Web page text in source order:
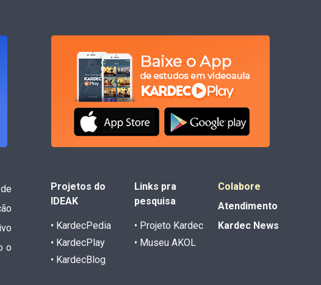
o
Projetos do
IDEAK
• KardecPedia
• KardecPlay
• KardecBlog
Links pra
pesquisa
• Projeto Kardec
• Museu AKOL
Colabore
Atendimento
Kardec News